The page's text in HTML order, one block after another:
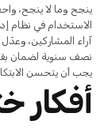
ينجح وما لا ينجح،
الاستخدام في نظام
آراء المشاركين، وعدّل
نصف سنوية لضمان
يجب أن يتحسن
أفكار